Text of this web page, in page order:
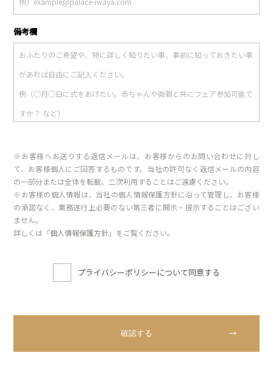
備考欄
※お客様へお送りする返信メールは、お客様からのお問い合わせに対し
て、お客様個人にご回答するものです。当社の許可なく返信メールの内容
の一部分または全体を転載、二次利用することはご遠慮ください。
※お客様の個人情報は、当社の個人情報保護方針に沿って管理し、お客様
の承諾なく、業務遂行上必要のない第三者に開示・提示することはござい
ません。
詳しくは「個人情報保護方針」をご覧ください。
プライバシーポリシーについて同意する